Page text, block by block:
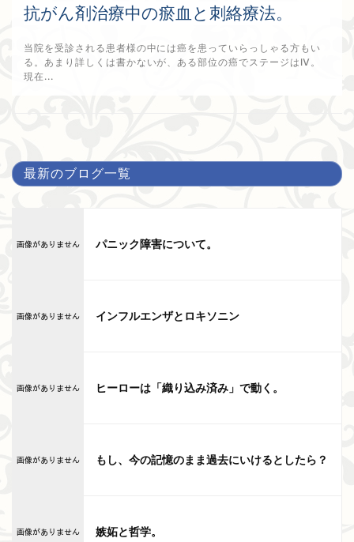
抗がん剤治療中の瘀血と刺絡療法。
当院を受診される患者様の中には癌を患っていらっしゃる方もい
る。あまり詳しくは書かないが、ある部位の癌でステージはⅣ。
現在...
最新のブログ一覧
パニック障害について。
インフルエンザとロキソニン
ヒーローは「織り込み済み」で動く。
もし、今の記憶のまま過去にいけるとしたら？
嫉妬と哲学。